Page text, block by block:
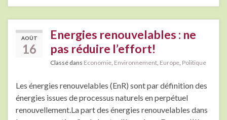
AOÛT
16
Energies renouvelables : ne
pas réduire l’effort!
Classé dans Economie Environnement Europe Politique
Les énergies renouvelables (EnR) sont par définition des
énergies issues de processus naturels en perpétuel
renouvellement.La part des énergies renouvelables dans